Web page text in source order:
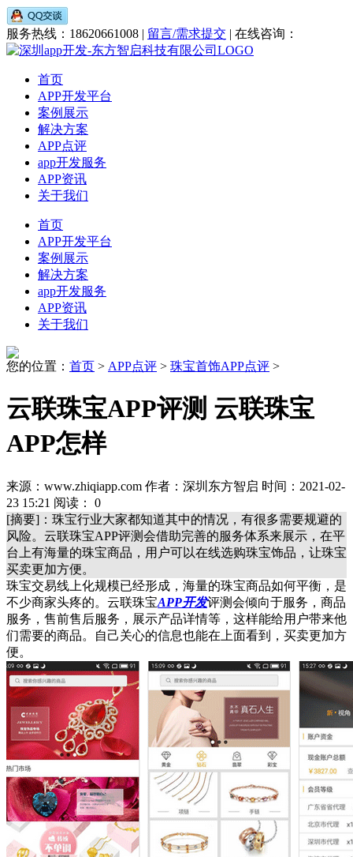
服务热线：18620661008 | 留言/需求提交 | 在线咨询：
首页
APP开发平台
案例展示
解决方案
APP点评
app开发服务
APP资讯
关于我们
首页
APP开发平台
案例展示
解决方案
app开发服务
APP资讯
关于我们
您的位置： 首页 > APP点评 > 珠宝首饰APP点评 >
云联珠宝APP评测 云联珠宝
APP怎样
来源：www.zhiqiapp.com 作者：深圳东方智启 时间：2021-02-
23 15:21 阅读：
0
[摘要]：珠宝行业大家都知道其中的情况，有很多需要规避的
风险。云联珠宝APP评测会借助完善的服务体系来展示，在平
台上有海量的珠宝商品，用户可以在线选购珠宝饰品，让珠宝
买卖更加方便。
珠宝交易线上化规模已经形成，海量的珠宝商品如何平衡，是
不少商家头疼的。云联珠宝APP开发评测会倾向于服务，商品
服务，售前售后服务，展示产品详情等，这样能给用户带来他
们需要的商品。自己关心的信息也能在上面看到，买卖更加方
便。